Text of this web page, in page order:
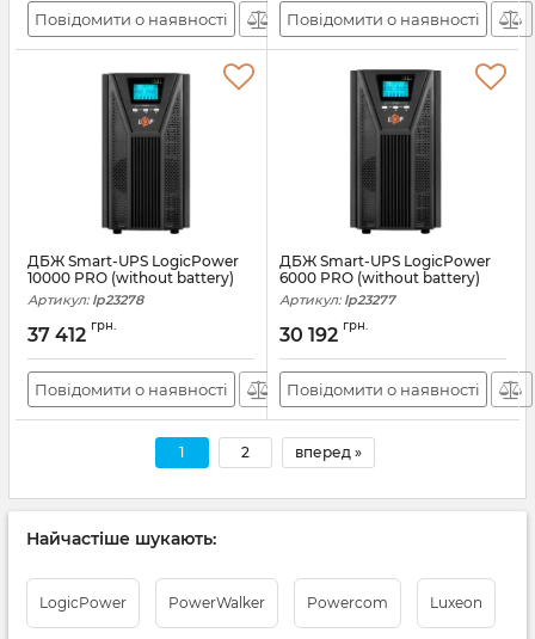
Повідомити о наявності Повідомити о наявності
ДБЖ Smart-UPS LogicPower
10000 PRO (without battery)
Артикул: lp23278
37 412 грн.
Повідомити о наявності
ДБЖ Smart-UPS LogicPower
6000 PRO (without battery)
Артикул: lp23277
30 192 грн.
Повідомити о наявності
1 2 вперед »
Найчастіше шукають:
LogicPower PowerWalker Powercom Luxeon